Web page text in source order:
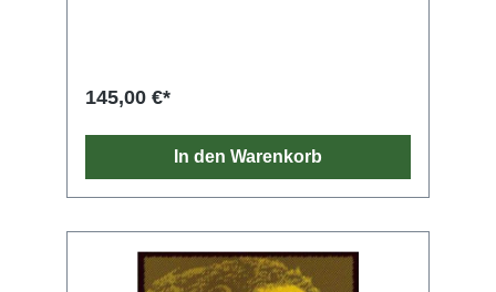
145,00 €*
In den Warenkorb